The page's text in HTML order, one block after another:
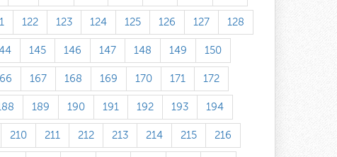
122 123 124 125 126 127 128
145 146 147 148 149 150
167 168 169 170 171 172
189 190 191 192 193 194
210 211 212 213 214 215 216